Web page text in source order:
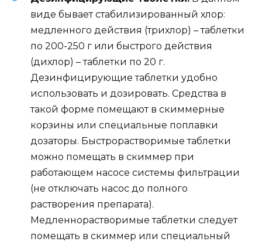
виде бывает стабилизированный хлор:
медленного действия (трихлор) – таблетки
по 200-250 г или быстрого действия
(дихлор) – таблетки по 20 г.
Дезинфицирующие таблетки удобно
использовать и дозировать. Средства в
такой форме помещают в скиммерные
корзины или специальные поплавки
дозаторы. Быстрорастворимые таблетки
можно помещать в скиммер при
работающем насосе системы фильтрации
(не отключать насос до полного
растворения препарата).
Медленнорастворимые таблетки следует
помещать в скиммер или специальный